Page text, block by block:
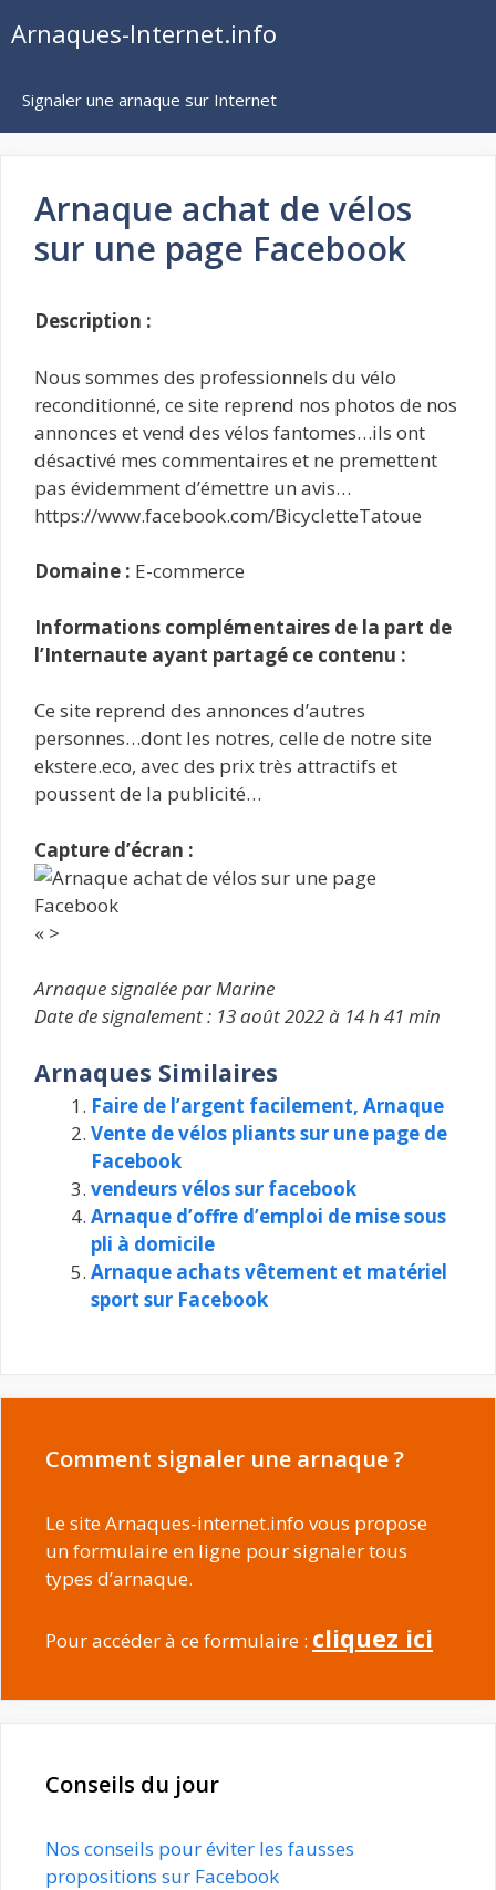
auArnaques-Internet.info
Signaler une arnaque sur Internet
Arnaque achat de vélos
sur une page Facebook
Description :
Nous sommes des professionnels du vélo
reconditionné, ce site reprend nos photos de nos
annonces et vend des vélos fantomes…ils ont
désactivé mes commentaires et ne premettent
pas évidemment d’émettre un avis…
https://www.facebook.com/BicycletteTatoue
Domaine : E-commerce
Informations complémentaires de la part de
l’Internaute ayant partagé ce contenu :
Ce site reprend des annonces d’autres
personnes…dont les notres, celle de notre site
ekstere.eco, avec des prix très attractifs et
poussent de la publicité…
Capture d’écran :
« >
Arnaque signalée par Marine
Date de signalement : 13 août 2022 à 14 h 41 min
Arnaques Similaires
Faire de l’argent facilement, Arnaque
Vente de vélos pliants sur une page de
Facebook
vendeurs vélos sur facebook
Arnaque d’offre d’emploi de mise sous
pli à domicile
Arnaque achats vêtement et matériel
sport sur Facebook
Comment signaler une arnaque ?
Le site Arnaques-internet.info vous propose
un formulaire en ligne pour signaler tous
types d’arnaque.
Pour accéder à ce formulaire : cliquez ici
Conseils du jour
Nos conseils pour éviter les fausses
propositions sur Facebook